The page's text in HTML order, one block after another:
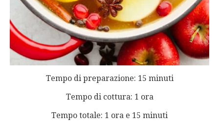
Tempo di preparazione: 15 minuti
Tempo di cottura: 1 ora
Tempo totale: 1 ora e 15 minuti